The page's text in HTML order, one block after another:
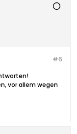
#6
vor allem wegen